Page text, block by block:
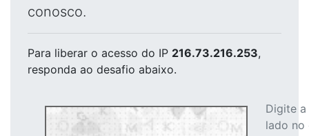
conosco.
Para liberar o acesso do IP 216.73.216.253,
responda ao desafio abaixo.
Digite
lado no